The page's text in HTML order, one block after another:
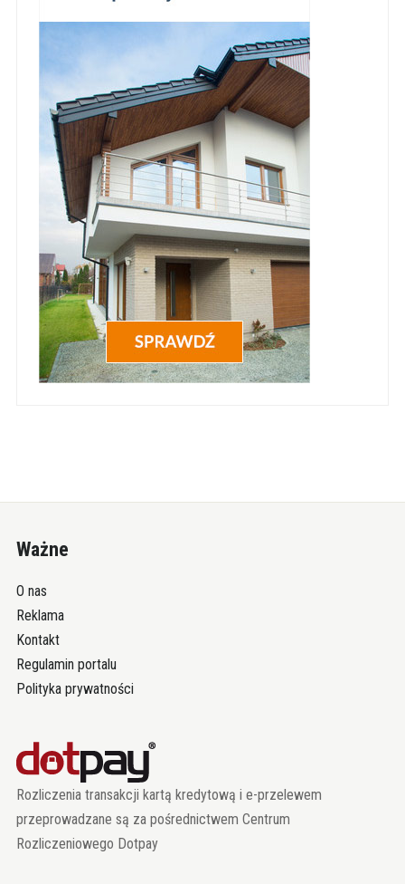
Ważne
O nas
Reklama
Kontakt
Regulamin portalu
Polityka prywatności
Rozliczenia transakcji kartą kredytową i e-przelewem
przeprowadzane są za pośrednictwem Centrum
Rozliczeniowego Dotpay